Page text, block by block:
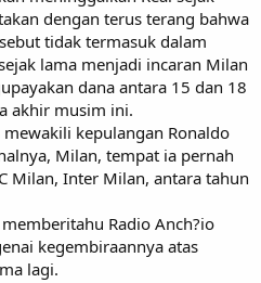
dengan terus terang bahwa
tidak termasuk dalam
lama menjadi incaran Milan
dana antara 15 dan 18
akhir musim ini.
kepulangan Ronaldo
Milan, tempat ia pernah
Milan, Inter Milan, antara tahun
Radio Anch?io
kegembiraannya atas
lagi.